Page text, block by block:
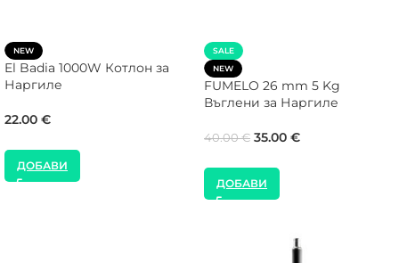
NEW
El Badia 1000W Котлон за
Наргиле
22.00 €
ДОБАВИ
SALE
NEW
FUMELO 26 mm 5 Kg
Въглени за Наргиле
40.00€ 35.00 €
ДОБАВИ